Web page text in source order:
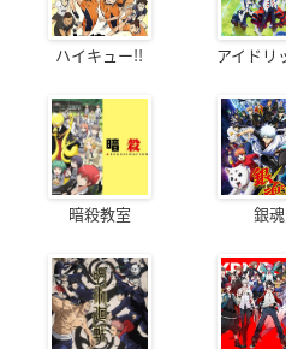
ハイキュー!! アイドリ
暗殺教室 銀魂